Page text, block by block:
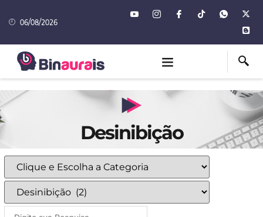
06/08/2026
Desinibição